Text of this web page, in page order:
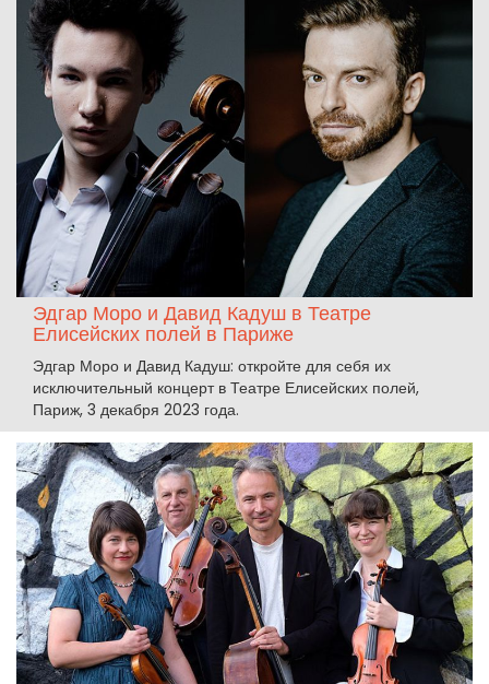
Эдгар Моро и Давид Кадуш в Театре
Елисейских полей в Париже
Эдгар Моро и Давид Кадуш: откройте для себя их
исключительный концерт в Театре Елисейских полей,
Париж, 3 декабря 2023 года.